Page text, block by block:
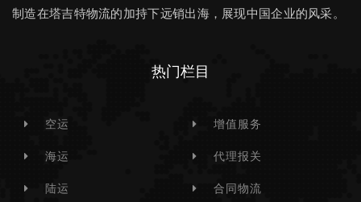
制造在塔吉特物流的加持下远销出海，展现中国企业的风采。
热门栏目
空运
海运
陆运
增值服务
代理报关
合同物流